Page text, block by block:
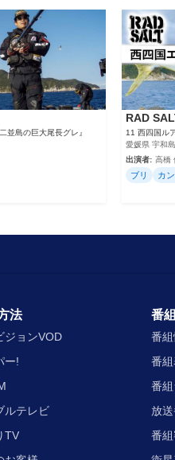
並島の巨大尾長グレ』
RAD
11 西四国ル
愛媛県 宇和
出演者: 高橋
ブリ カ
法
ジョンVOD
ー!
ルテレビ
TV
番
番
番組
番
放
番